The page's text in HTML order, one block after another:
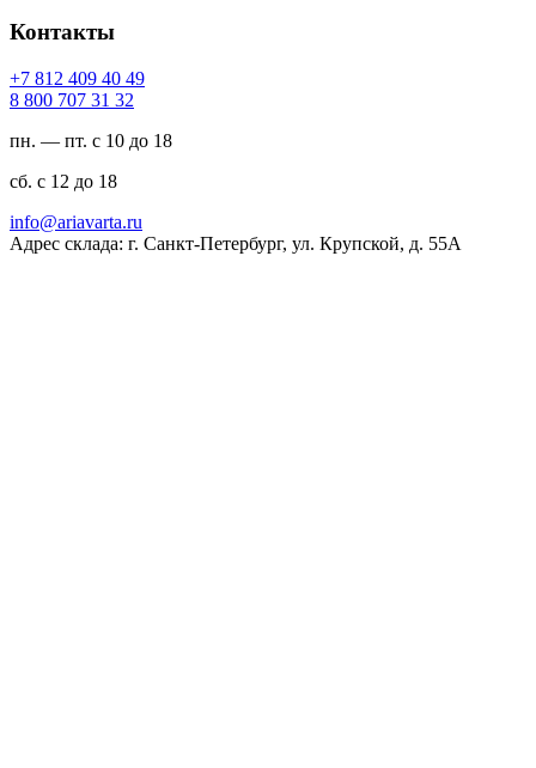
Контакты
94 04 904 218 7+
23 13 707 008 8
пн. — пт. с 10 до 18
сб. с 12 до 18
ur.atravaira@ofni
Адрес склада: г. Санкт-Петербург, ул. Крупской, д. 55А